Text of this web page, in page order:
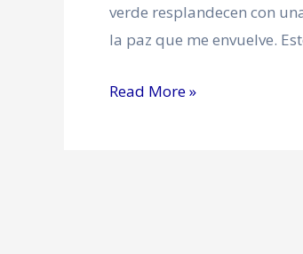
verde resplandecen con
la paz que me envuelve.
Read More »